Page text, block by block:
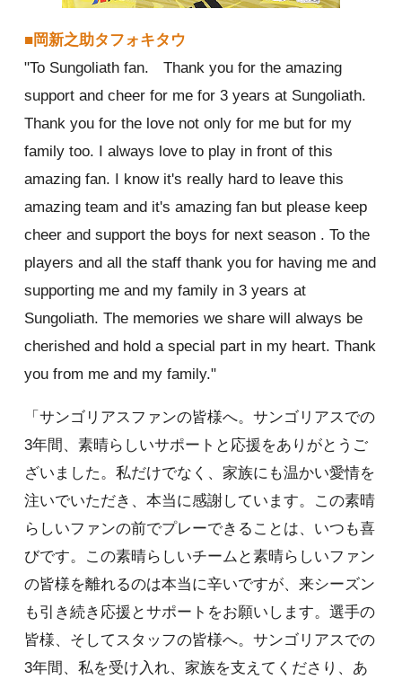
■岡新之助タフォキタウ
"To Sungoliath fan. Thank you for the amazing
support and cheer for me for 3 years at Sungoliath.
Thank you for the love not only for me but for my
family too. I always love to play in front of this
amazing fan. I know it's really hard to leave this
amazing team and it's amazing fan but please keep
cheer and support the boys for next season . To the
players and all the staff thank you for having me and
supporting me and my family in 3 years at
Sungoliath. The memories we share will always be
cherished and hold a special part in my heart. Thank
you from me and my family."
「サンゴリアスファンの皆様へ。サンゴリアスでの
3年間、素晴らしいサポートと応援をありがとうご
ざいました。私だけでなく、家族にも温かい愛情を
注いでいただき、本当に感謝しています。この素晴
らしいファンの前でプレーできることは、いつも喜
びです。この素晴らしいチームと素晴らしいファン
の皆様を離れるのは本当に辛いですが、来シーズン
も引き続き応援とサポートをお願いします。選手の
皆様、そしてスタッフの皆様へ。サンゴリアスでの
3年間、私を受け入れ、家族を支えてくださり、あ